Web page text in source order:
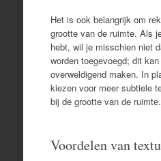
Het is ook belangrijk om
grootte van de ruimte. Als
hebt, wil je misschien niet
worden toegevoegd; dit
overweldigend maken. In
kiezen voor meer subtiele
bij de grootte van de ruimte.
Voordelen van